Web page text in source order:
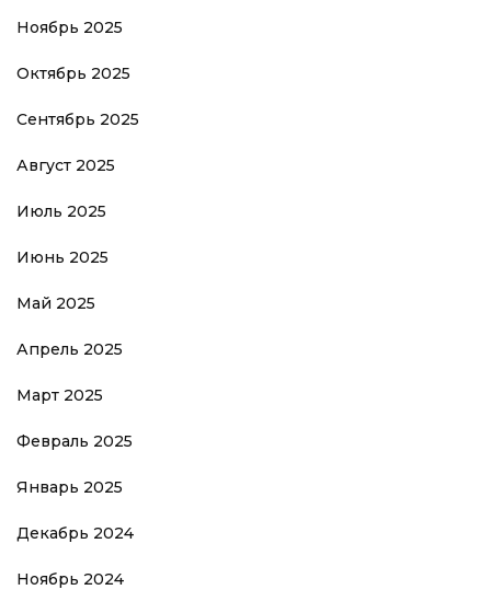
Ноябрь 2025
Октябрь 2025
Сентябрь 2025
Август 2025
Июль 2025
Июнь 2025
Май 2025
Апрель 2025
Март 2025
Февраль 2025
Январь 2025
Декабрь 2024
Ноябрь 2024